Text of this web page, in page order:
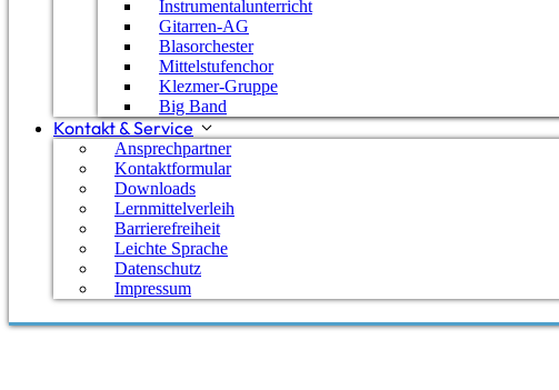
Instrumentalunterricht
Gitarren-AG
Blasorchester
Mittelstufenchor
Klezmer-Gruppe
Big Band
Kontakt & Service
Ansprechpartner
Kontaktformular
Downloads
Lernmittelverleih
Barrierefreiheit
Leichte Sprache
Datenschutz
Impressum
feierliche Zeugnisübergabe an den Abiturjahrgang 2026
Moderatorin Elke Autrata die…
die